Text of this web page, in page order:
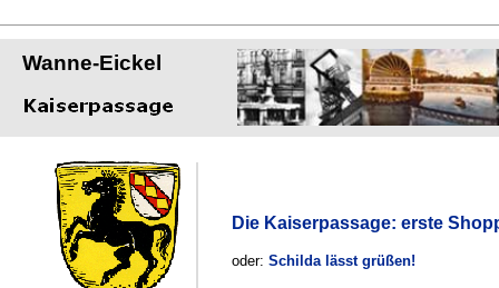
Die Kaiserpassage: erste
oder: Schilda lässt grüßen!
Wanne-Eickel